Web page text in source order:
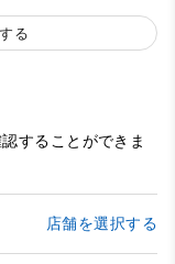
る
することができま
店舗を選択する